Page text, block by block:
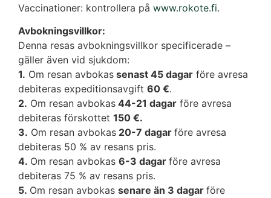
Vaccinationer: kontrollera på www.rokote.fi.
Avbokningsvillkor:
Denna resas avbokningsvillkor specificerade –
gäller även vid sjukdom:
1. Om resan avbokas senast 45 dagar före avresa
debiteras expeditionsavgift 60 €.
2. Om resan avbokas 44-21 dagar före avresa
debiteras förskottet 150 €.
3. Om resan avbokas 20-7 dagar före avresa
debiteras 50 % av resans pris.
4. Om resan avbokas 6-3 dagar före avresa
debiteras 75 % av resans pris.
5. Om resan avbokas senare än 3 dagar före